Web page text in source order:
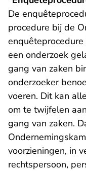
De
procedure bij de
een onderzoek
gang van zaken
onderzoeker
voeren. Dit kan
om te twijfelen
gang van zaken.
voorzieningen, in
rechtspersoon,